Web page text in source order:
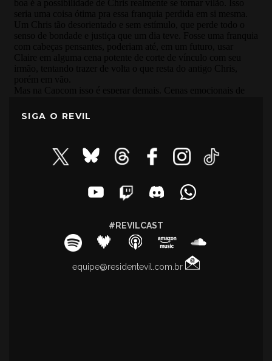
SIGA O REVIL
#REVILCAST
equipe@residentevil.com.br